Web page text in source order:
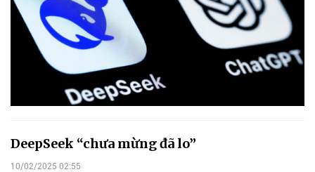
DeepSeek “chưa mừng đã lo”
10/02/2025 02:55